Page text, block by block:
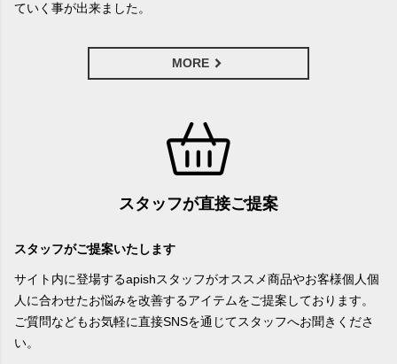
ていく事が出来ました。
MORE
スタッフが直接ご提案
スタッフがご提案いたします
サイト内に登場するapishスタッフがオススメ商品やお客様個人個
人に合わせたお悩みを改善するアイテムをご提案しております。
ご質問などもお気軽に直接SNSを通じてスタッフへお聞きくださ
い。